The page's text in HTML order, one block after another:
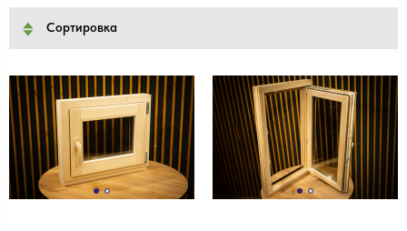
Сортировка